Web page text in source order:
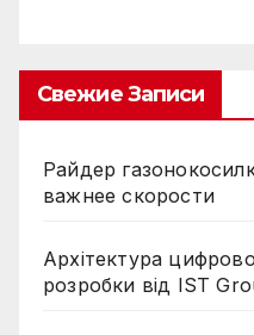
Свежие Записи
Райдер
важнее скорости
Архітектура
розробки від IST